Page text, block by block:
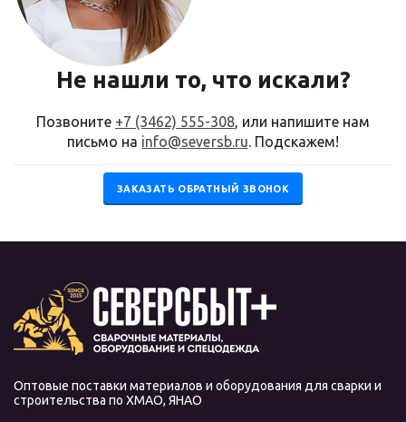
Не нашли то, что искали?
Позвоните +7 (3462) 555-308, или напишите нам
письмо на info@seversb.ru. Подскажем!
ЗАКАЗАТЬ ОБРАТНЫЙ ЗВОНОК
Оптовые поставки материалов и оборудования для сварки и
строительства по ХМАО, ЯНАО